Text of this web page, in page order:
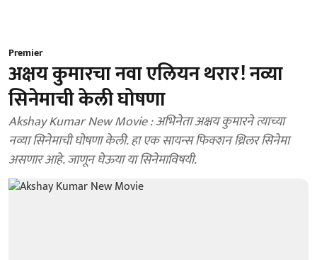
Premier
अक्षय कुमारचा नवा एलियन थरार! नव्या
सिनेमाची केली घोषणा
Akshay Kumar New Movie : अभिनेता अक्षय कुमारने त्याच्या
नव्या सिनेमाची घोषणा केली. हा एक सायन्स फिक्शन थ्रिलर सिनेमा
असणार आहे. जाणून घेऊया या सिनेमाविषयी.